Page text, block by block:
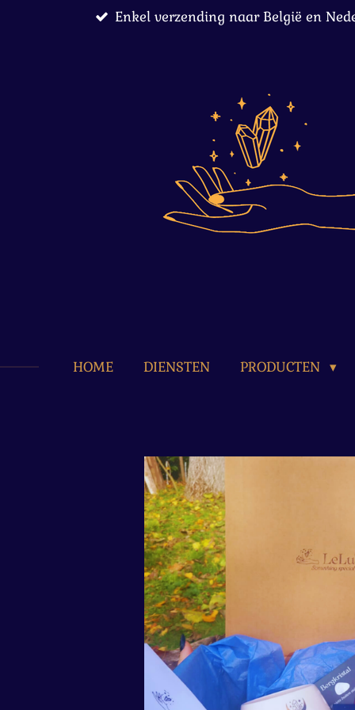
Enkel verzending naar België en
HOME DIENSTEN PRODUCTEN